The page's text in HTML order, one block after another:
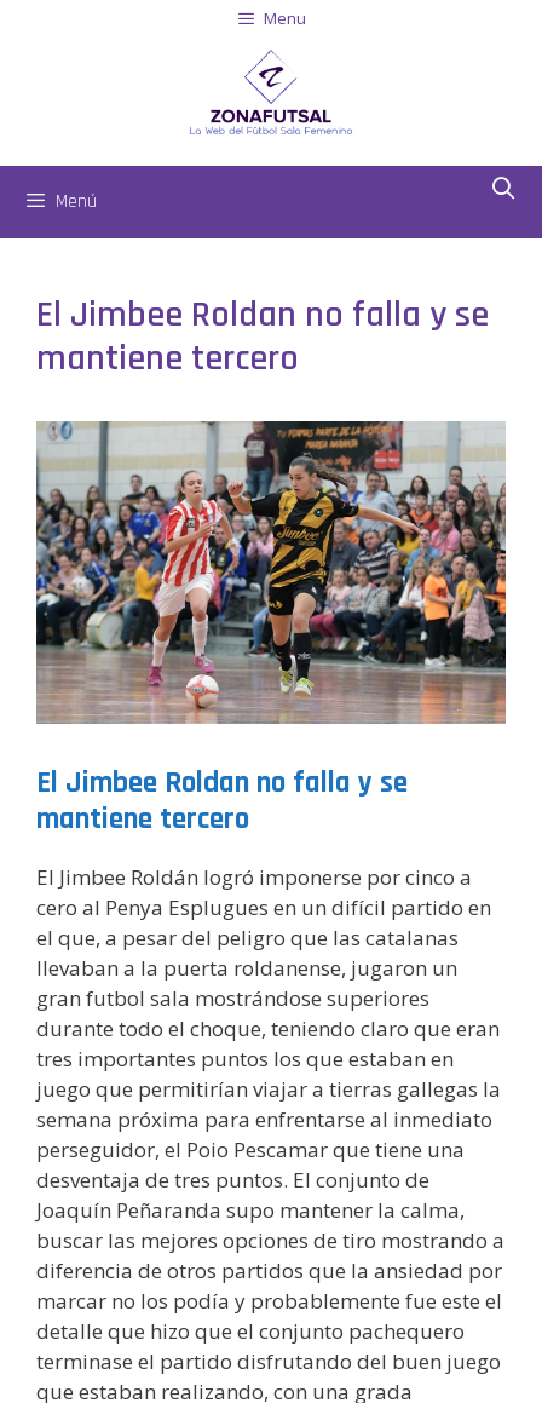
Menu
Menú
El Jimbee Roldan no falla y se
mantiene tercero
El Jimbee Roldan no falla y se
mantiene tercero
El Jimbee Roldán logró imponerse por cinco a
cero al Penya Esplugues en un difícil partido en
el que, a pesar del peligro que las catalanas
llevaban a la puerta roldanense, jugaron un
gran futbol sala mostrándose superiores
durante todo el choque, teniendo claro que eran
tres importantes puntos los que estaban en
juego que permitirían viajar a tierras gallegas la
semana próxima para enfrentarse al inmediato
perseguidor, el Poio Pescamar que tiene una
desventaja de tres puntos. El conjunto de
Joaquín Peñaranda supo mantener la calma,
buscar las mejores opciones de tiro mostrando a
diferencia de otros partidos que la ansiedad por
marcar no los podía y probablemente fue este el
detalle que hizo que el conjunto pachequero
terminase el partido disfrutando del buen juego
que estaban realizando, con una grada